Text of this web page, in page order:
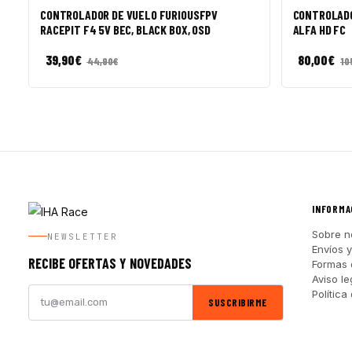
CONTROLADOR DE VUELO FURIOUSFPV
RACEPIT F4 5V BEC, BLACK BOX, OSD
39,90€ 44,90€
ALFA HD FC
80,00€
NEWSLETTER
RECIBE OFERTAS Y NOVEDADES
SUSCRIBIRME
Sobre
Envíos
Formas
Aviso
Política